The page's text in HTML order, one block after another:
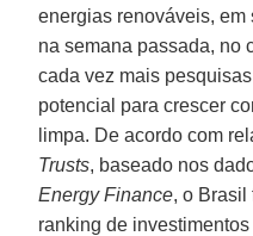
energias renováveis,
na semana passada, no
cada vez mais
potencial para crescer
limpa. De acordo com
Trusts, baseado nos
Energy Finance, o Brasil
ranking de